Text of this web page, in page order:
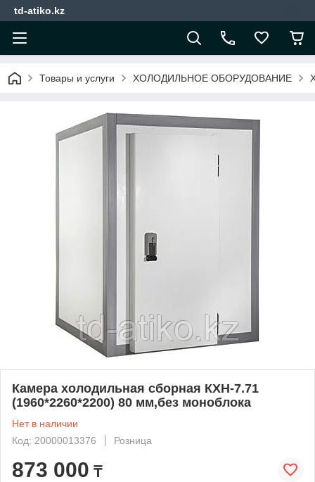
td-atiko.kz
Товары и услуги ХОЛОДИЛЬНОЕ ОБОРУДОВАНИЕ
Камера холодильная сборная КХН-7.71
(1960*2260*2200) 80 мм,без моноблока
Нет в наличии
Код: 20000013376
Розница
873 000 ₸